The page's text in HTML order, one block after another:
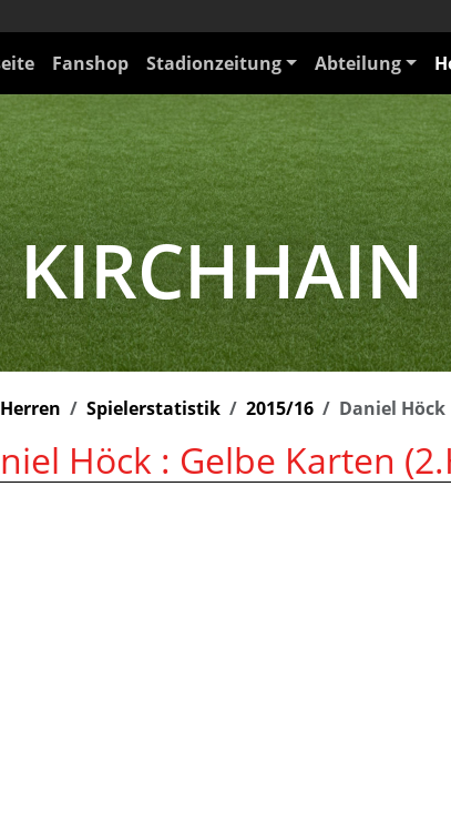
Fanshop Stadionzeitung Abteilung
Herren Spielerstatistik 2015/16 Daniel Höck
Höck : Gelbe Karten